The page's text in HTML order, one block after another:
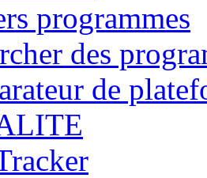
programmes
des
de